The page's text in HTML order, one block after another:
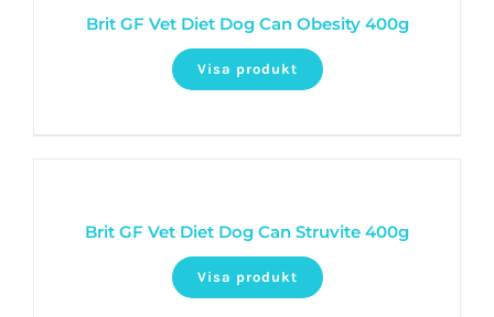
Brit GF Vet Diet Dog Can Obesity 400g
Visa produkt
Brit GF Vet Diet Dog Can Struvite 400g
Visa produkt